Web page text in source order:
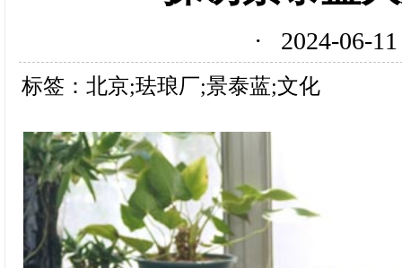
· 2024-06-
标签：北京;珐琅厂;景泰蓝;文化